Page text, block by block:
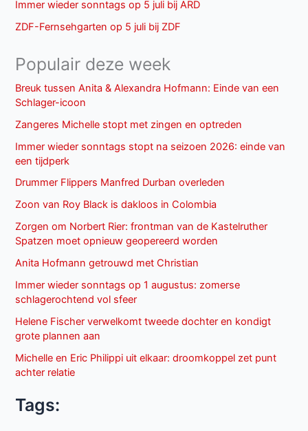
Immer wieder sonntags op 5 juli bij ARD
ZDF-Fernsehgarten op 5 juli bij ZDF
Populair deze week
Breuk tussen Anita & Alexandra Hofmann: Einde van een
Schlager-icoon
Zangeres Michelle stopt met zingen en optreden
Immer wieder sonntags stopt na seizoen 2026: einde van
een tijdperk
Drummer Flippers Manfred Durban overleden
Zoon van Roy Black is dakloos in Colombia
Zorgen om Norbert Rier: frontman van de Kastelruther
Spatzen moet opnieuw geopereerd worden
Anita Hofmann getrouwd met Christian
Immer wieder sonntags op 1 augustus: zomerse
schlagerochtend vol sfeer
Helene Fischer verwelkomt tweede dochter en kondigt
grote plannen aan
Michelle en Eric Philippi uit elkaar: droomkoppel zet punt
achter relatie
Tags: